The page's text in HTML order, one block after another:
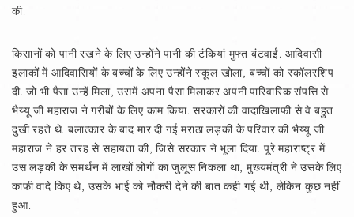
की.
किसानों को पानी रखने के लिए उन्होंने पानी की टंकियां मुफ्त बंटवाईं. आदिवासी
इलाकों में आदिवासियों के बच्चों के लिए उन्होंने स्कूल खोला, बच्चों को स्कॉलरशिप
दी. जो भी पैसा उन्हें मिला, उसमें अपना पैसा मिलाकर अपनी पारिवारिक संपत्ति से
भैय्यू जी महाराज ने गरीबों के लिए काम किया. सरकारों की वादाखिलाफी से वे बहुत
दुखी रहते थे. बलात्कार के बाद मार दी गई मराठा लड़की के परिवार की भैय्यू जी
महाराज ने हर तरह से सहायता की, जिसे सरकार ने भूला दिया. पूरे महाराष्ट्र में
उस लड़की के समर्थन में लाखों लोगों का जुलूस निकला था, मुख्यमंत्री ने उसके लिए
काफी वादे किए थे, उसके भाई को नौकरी देने की बात कही गई थी, लेकिन कुछ नहीं
हुआ.